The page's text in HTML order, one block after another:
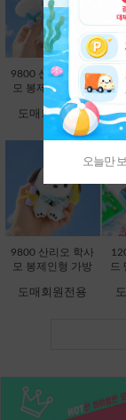
9800 산리오 학사
모 봉제인형 가방
고리 13cm-시나모
롤 [B2-083203]
도매회원전용
모
고
9800 산리오 학사
모 봉제인형 가방
[B2-083227]
도매회원전용
드
오늘만